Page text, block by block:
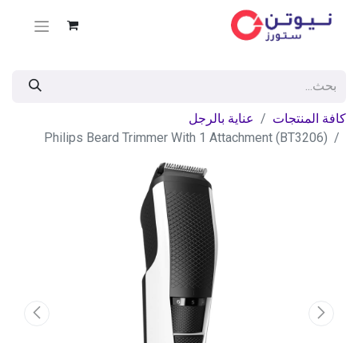
كافة المنتجات
عناية بالرجل
Philips Beard Trimmer With 1 Attachment (BT3206)